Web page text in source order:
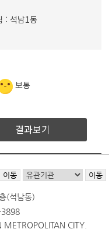
: 석남1동
보통
결과보기
(석남동)
CITY.